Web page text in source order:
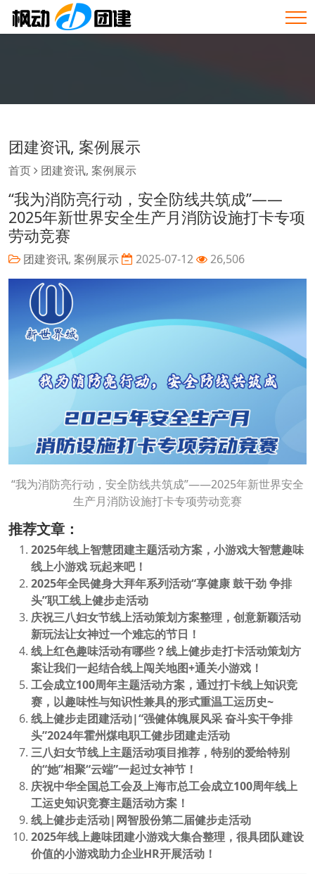
团建资讯, 案例展示
首页 团建资讯, 案例展示
“我为消防亮行动，安全防线共筑成”——
2025年新世界安全生产月消防设施打卡专项
劳动竞赛
团建资讯, 案例展示 2025-07-12 26,506
“我为消防亮行动，安全防线共筑成”——2025年新世界安全
生产月消防设施打卡专项劳动竞赛
推荐文章：
2025年线上智慧团建主题活动方案，小游戏大智慧趣味
线上小游戏 玩起来吧！
2025年全民健身大拜年系列活动“享健康 鼓干劲 争排
头”职工线上健步走活动
庆祝三八妇女节线上活动策划方案整理，创意新颖活动
新玩法让女神过一个难忘的节日！
线上红色趣味活动有哪些？线上健步走打卡活动策划方
案让我们一起结合线上闯关地图+通关小游戏！
工会成立100周年主题活动方案，通过打卡线上知识竞
赛，以趣味性与知识性兼具的形式重温工运历史~
线上健步走团建活动|“强健体魄展风采 奋斗实干争排
头”2024年霍州煤电职工健步团建走活动
三八妇女节线上主题活动项目推荐，特别的爱给特别
的“她”相聚“云端”一起过女神节！
庆祝中华全国总工会及上海市总工会成立100周年线上
工运史知识竞赛主题活动方案！
线上健步走活动|网智股份第二届健步走活动
2025年线上趣味团建小游戏大集合整理，很具团队建设
价值的小游戏助力企业HR开展活动！